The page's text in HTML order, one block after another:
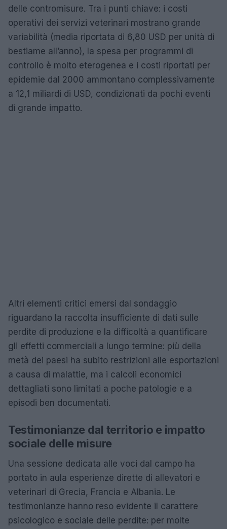
delle contromisure. Tra i punti chiave: i costi
operativi dei servizi veterinari mostrano grande
variabilità (media riportata di 6,80 USD per unità di
bestiame all’anno), la spesa per programmi di
controllo è molto eterogenea e i costi riportati per
epidemie dal 2000 ammontano complessivamente
a 12,1 miliardi di USD, condizionati da pochi eventi
di grande impatto.
Altri elementi critici emersi dal sondaggio
riguardano la raccolta insufficiente di dati sulle
perdite di produzione e la difficoltà a quantificare
gli effetti commerciali a lungo termine: più della
metà dei paesi ha subito restrizioni alle esportazioni
a causa di malattie, ma i calcoli economici
dettagliati sono limitati a poche patologie e a
episodi ben documentati.
Testimonianze dal territorio e impatto
sociale delle misure
Una sessione dedicata alle voci dal campo ha
portato in aula esperienze dirette di allevatori e
veterinari di Grecia, Francia e Albania. Le
testimonianze hanno reso evidente il carattere
psicologico e sociale delle perdite: per molte